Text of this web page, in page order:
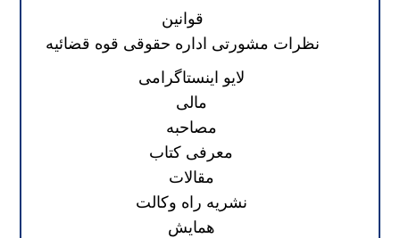
قوانین
نظرات مشورتی اداره حقوقی قوه قضائیه
لایو اینستاگرامی
مالی
مصاحبه
معرفی کتاب
مقالات
نشریه راه وکالت
همایش